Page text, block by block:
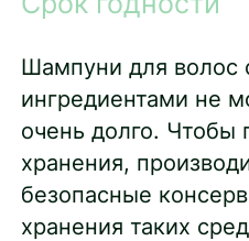
Шампуни для волос
ингредиентами не
очень долго. Чтобы
хранения,
безопасные
хранения таких